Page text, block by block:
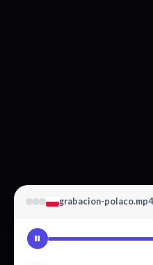
grabacion-polaco.mp4